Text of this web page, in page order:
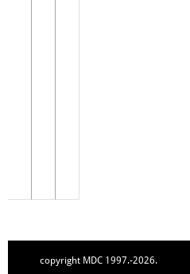
copyright MDC 1997.-2026.